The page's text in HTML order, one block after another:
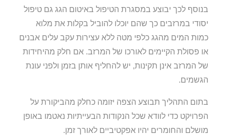
בנוסף לכך יבוצע במסגרת הטיפול באיטום הגג גם טיפול
יסודי במרזבים כך שהם יוכלו להוביל בקלות את מלוא
כמות המים מהגג כלפי מטה ללא עצירות עקב עלים אבנים
או פסולת הקיימים לאורכו של המרזב. אם חלק מהיחידות
של המרזב אינן תקינות, יש להחליף אותן בזמן ולפני עונת
הגשמים.
בתום התהליך תבוצע הצפה יזומה כחלק מהביקורת על
הפרויקט כדי לוודא שכל הנקודות הבעייתיות נאטמו באופן
מושלם והחומרים יהיו אפקטיביים לאורך זמן.